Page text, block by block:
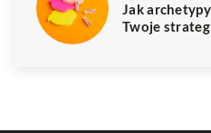
Jak
Twoje